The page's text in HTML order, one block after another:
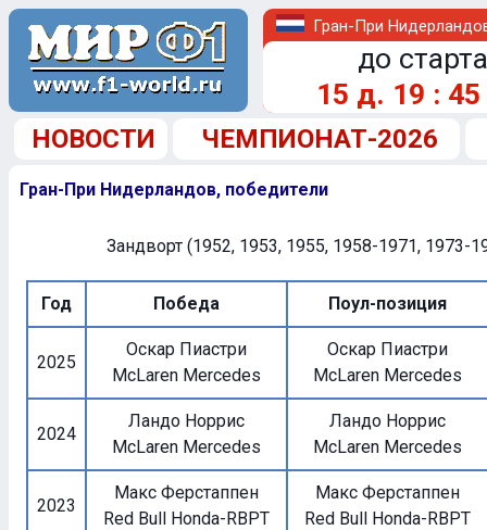
Гран-При
до
15 д. 19 : 45
НОВОСТИ ЧЕМПИОНАТ-2026
Гран-При Нидерландов, победители
Зандворт (1952, 1953, 1955, 1958-1971, 1973-
Год Победа Поул-позиция
2025
Оскар Пиастри
McLaren Mercedes
Оскар Пиастри
McLaren Mercedes
2024
Ландо Норрис
McLaren Mercedes
Ландо Норрис
McLaren Mercedes
2023
Макс Ферстаппен
Red Bull Honda-RBPT
Макс Ферстаппен
Red Bull Honda-RBPT